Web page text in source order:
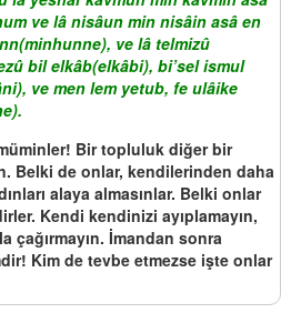
ve lâ nisâun min nisâin asâ en
ve lâ telmizû
bil elkâb(elkâbi), bi’sel ismul
ve men lem yetub, fe ulâike
Bir topluluk diğer bir
Belki de onlar, kendilerinden daha
alaya almasınlar. Belki onlar
Kendi kendinizi ayıplamayın,
çağırmayın. İmandan sonra
Kim de tevbe etmezse işte onlar